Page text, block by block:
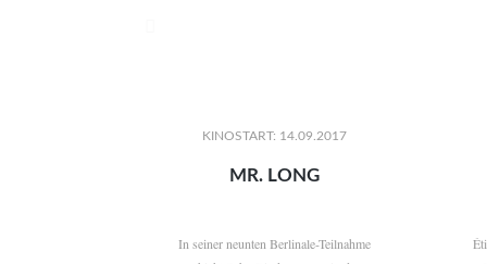
KINOSTART: 14.09.2017
MR. LONG
In seiner neunten Berlinale-Teilnahme